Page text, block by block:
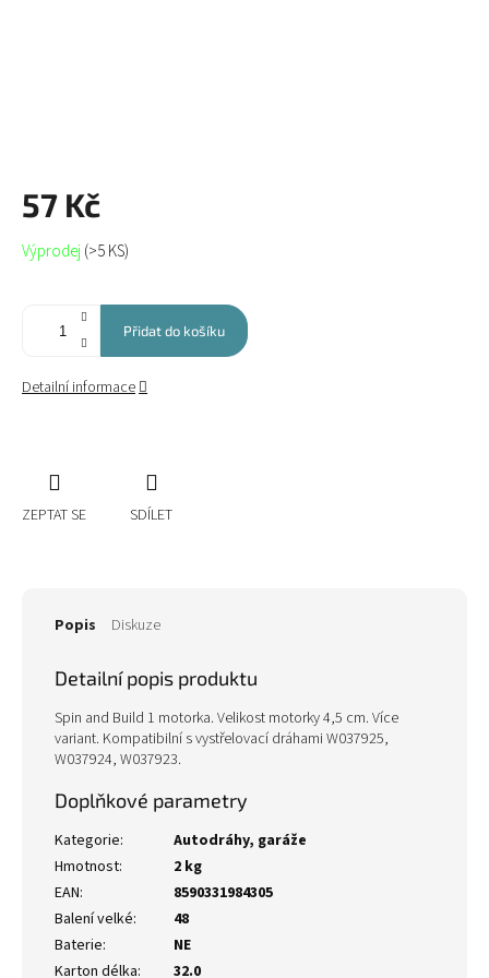
57 Kč
Měrná
cena:
Výprodej(>5 KS)
Přidat do košíku
Detailní informace
ZEPTAT SE SDÍLET
Popis Diskuze
Detailní popis produktu
Spin and Build 1 motorka. Velikost motorky 4,5 cm. Více
variant. Kompatibilní s vystřelovací dráhami W037925,
W037924, W037923.
Doplňkové parametry
Kategorie:
Autodráhy, garáže
Hmotnost:
2 kg
EAN:
8590331984305
Balení velké:
48
Baterie:
NE
Karton délka: 32.0